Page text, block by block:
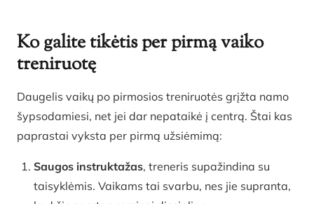
Ko galite tikėtis per pirmą vaiko
treniruotę
Daugelis vaikų po pirmosios treniruotės grįžta namo
šypsodamiesi, net jei dar nepataikė į centrą. Štai kas
paprastai vyksta per pirmą užsiėmimą:
Saugos instruktažas, treneris supažindina su
taisyklėmis. Vaikams tai svarbu, nes jie supranta,